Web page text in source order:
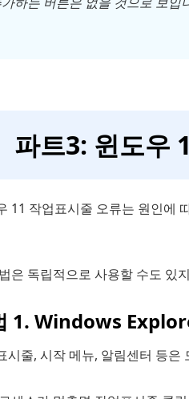
파트3: 윈도우
11 작업표시줄 오류는 원인에
은 독립적으로 사용할 수도 있
1. Windows
시줄, 시작 메뉴, 알림센터 등